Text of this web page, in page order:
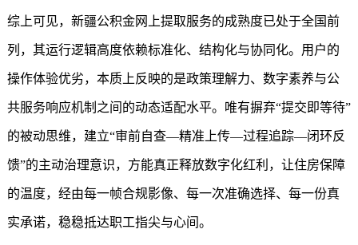
综上可见，新疆公积金网上提取服务的成熟度已处于全国前
列，其运行逻辑高度依赖标准化、结构化与协同化。用户的
操作体验优劣，本质上反映的是政策理解力、数字素养与公
共服务响应机制之间的动态适配水平。唯有摒弃“提交即等待”
的被动思维，建立“审前自查—精准上传—过程追踪—闭环反
馈”的主动治理意识，方能真正释放数字化红利，让住房保障
的温度，经由每一帧合规影像、每一次准确选择、每一份真
实承诺，稳稳抵达职工指尖与心间。